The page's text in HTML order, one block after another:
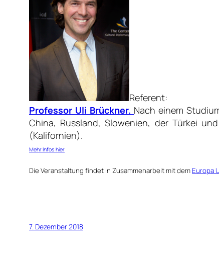
Referent:
Professor Uli Brückner. Nach einem
China, Russland, Slowenien, der Türkei
(Kalifornien).
Mehr Infos hier
Die Veranstaltung findet in Zusammenarbeit mit dem Europa
7. Dezember 2018